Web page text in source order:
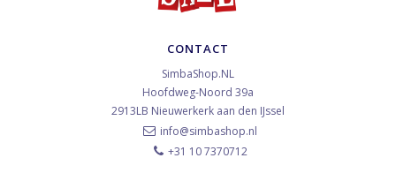
CONTACT
SimbaShop.NL
Hoofdweg-Noord 39a
2913LB Nieuwerkerk aan den IJssel
info@simbashop.nl
+31 10 7370712